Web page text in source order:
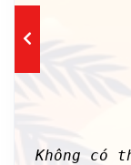
Không